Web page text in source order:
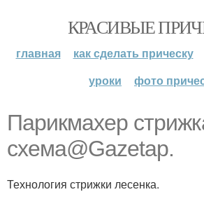
КРАСИВЫЕ
главная как сделать прическу
уроки
фото
Парикмахер
схема@Gazetap.
Технология стрижки лесенка.